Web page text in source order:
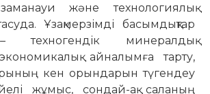
және технологиялық
Ұзақмерзімді басымдықтар
техногендік минералдық
экономикалық айналымға тарту,
кен орындарын түгендеу
жұмыс, сондай-ақ саланың